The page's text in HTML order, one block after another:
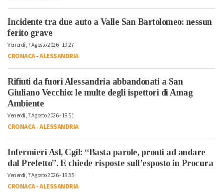
Incidente tra due auto a Valle San Bartolomeo: nessun
ferito grave
Venerdì, 7 Agosto 2026 - 19:27
CRONACA-ALESSANDRIA
Rifiuti da fuori Alessandria abbandonati a San
Giuliano Vecchio: le multe degli ispettori di Amag
Ambiente
Venerdì, 7 Agosto 2026 - 18:51
CRONACA-ALESSANDRIA
Infermieri Asl, Cgil: “Basta parole, pronti ad andare
dal Prefetto”. E chiede risposte sull’esposto in Procura
Venerdì, 7 Agosto 2026 - 18:35
CRONACA-ALESSANDRIA